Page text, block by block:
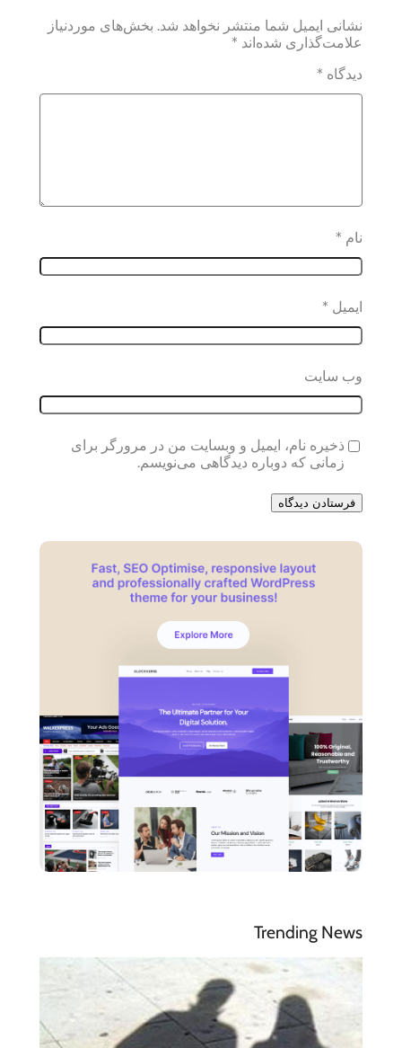
نشانی ایمیل شما منتشر نخواهد شد. بخش‌های موردنیاز
علامت‌گذاری شده‌اند *
دیدگاه *
نام *
ایمیل *
وب‌ سایت
ذخیره نام، ایمیل و وبسایت من در مرورگر برای
زمانی که دوباره دیدگاهی می‌نویسم.
Trending News